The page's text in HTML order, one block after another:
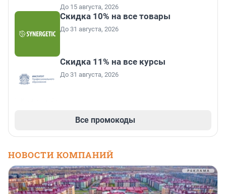
До 15 августа, 2026
Скидка 10% на все товары
До 31 августа, 2026
Скидка 11% на все курсы
До 31 августа, 2026
Все промокоды
НОВОСТИ КОМПАНИЙ